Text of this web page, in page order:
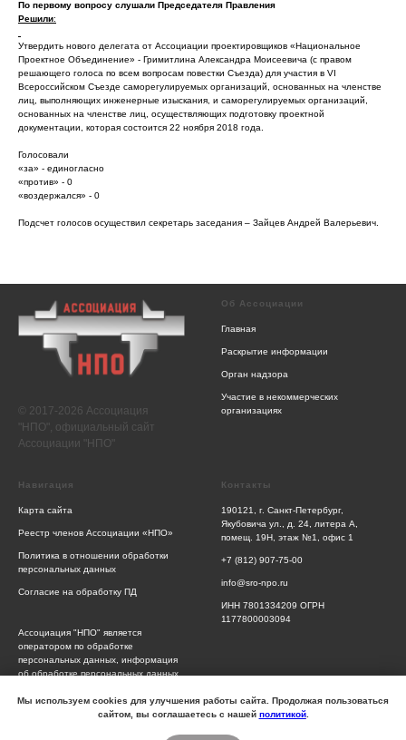
По первому вопросу слушали Председателя Правления
Решили:
Утвердить нового делегата от Ассоциации проектировщиков «Национальное
Проектное Объединение» - Гримитлина Александра Моисеевича (с правом
решающего голоса по всем вопросам повестки Съезда) для участия в VI
Всероссийском Съезде саморегулируемых организаций, основанных на членстве
лиц, выполняющих инженерные изыскания, и саморегулируемых организаций,
основанных на членстве лиц, осуществляющих подготовку проектной
документации, которая состоится 22 ноября 2018 года.
Голосовали
«за» - единогласно
«против» - 0
«воздержался» - 0
Подсчет голосов осуществил секретарь заседания – Зайцев Андрей Валерьевич.
Мы используем cookies для улучшения работы сайта. Продолжая пользоваться
сайтом, вы соглашаетесь с нашей политикой.
© 2017-2026 Ассоциация
"НПО", официальный сайт
Ассоциации "НПО"
Об Ассоциации
Главная
Раскрытие информации
Орган надзора
Участие в некоммерческих
организациях
Навигация
Карта сайта
Реестр членов Ассоциации «НПО»
Политика в отношении обработки
персональных данных
Согласие на обработку ПД
Ассоциация "НПО" является
оператором по обработке
персональных данных, информация
об обработке персональных данных
требованиях к защите персональных
данных отражены в Политике
Контакты
190121, г. Санкт-Петербург,
Якубовича ул., д. 24, литера А,
помещ. 19Н, этаж №1, офис 1
+7 (812) 907-75-00
info@sro-npo.ru
ИНН 7801334209 ОГРН
1177800003094